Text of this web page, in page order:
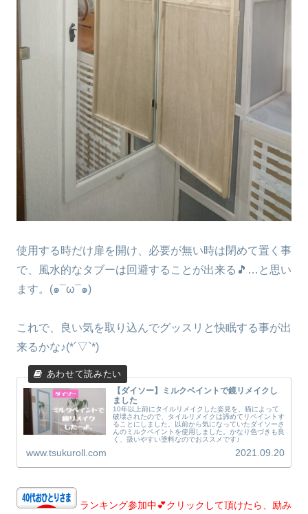
使用する時だけ扉を開け、必要が無い時は閉めて置く事
で、風水的なタブーは回避することが出来る🎵…と思い
ます。(๑¯ω¯๑)
これで、良い気を取り込んでグッスリと快眠する事が出
来るかな♪(*´▽`*)
【ダイソー】ミルクペイントで鏡リメイクし
ました
10年以上前にタイルリメイクした姿見を、猫によって
破壊されたので、タイルリメイクは諦めてリペイントす
ることにしました。以前から気になっていたダイソーさ
んのミルクペイントを使用しました。かなり色づきも良
く、扱いやすい塗料なのでおススメです♪
www.tsukuroll.com 2021.09.20
ランキング参加中💕クリックして頂けたら、励み